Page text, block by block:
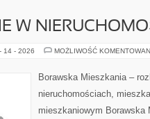
W
14 - 2026 MOŻLIWOŚĆ
Borawska Mieszkania –
nieruchomościach,
mieszkaniowym Borawska